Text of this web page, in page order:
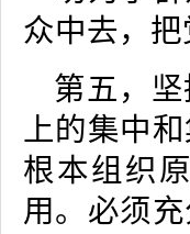
众中去，
第五，
上的集中
根本组织
用。必须